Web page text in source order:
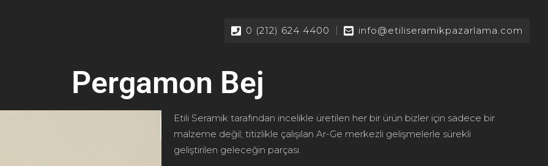
0 (212) 624 4400 info@etiliseramikpazarlama.com
Pergamon Bej
Etili Seramik tarafından incelikle üretilen her bir ürün bizler için sadece bir
malzeme değil; titizlikle çalışılan Ar-Ge merkezli gelişmelerle sürekli
geliştirilen geleceğin parçası.